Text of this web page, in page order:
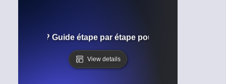
formatage ? Guide étape par étape pour structurer des
View details